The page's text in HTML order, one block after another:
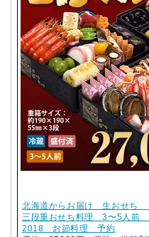
北海道からお届け 生おせち
三段重おせち料理 3〜5人
2018 お節料理 予約